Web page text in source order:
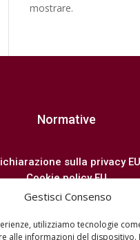
Gestisci Consenso
utilizziamo tecnologie
alle informazioni del dispositivo.
mostrare.
Normative
sulla privacy EU
Cookie policy EU
Disconoscimento
Termini e condizioni